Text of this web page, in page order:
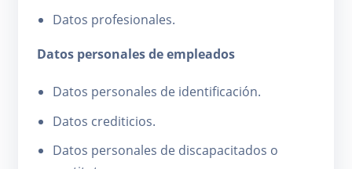
Datos profesionales.
Datos personales de empleados
Datos personales de identificación.
Datos crediticios.
Datos personales de discapacitados o